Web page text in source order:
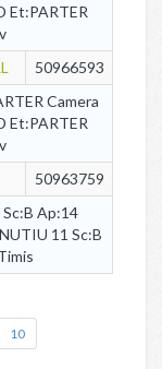
Et:PARTER
50966593
Camera
Et:PARTER
50963759
Ap:14
11 Sc:B
10